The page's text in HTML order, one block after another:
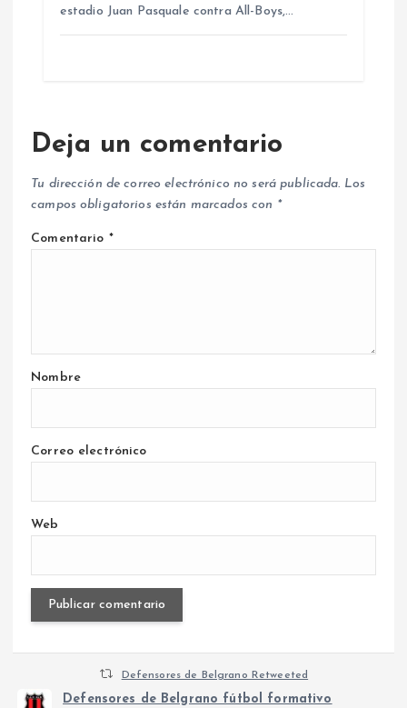
estadio Juan Pasquale contra All-Boys,…
Deja un comentario
Tu dirección de correo electrónico no será publicada. Los
campos obligatorios están marcados con *
Comentario *
Nombre
Correo electrónico
Web
Defensores de Belgrano Retweeted
Defensores de Belgrano fútbol formativo